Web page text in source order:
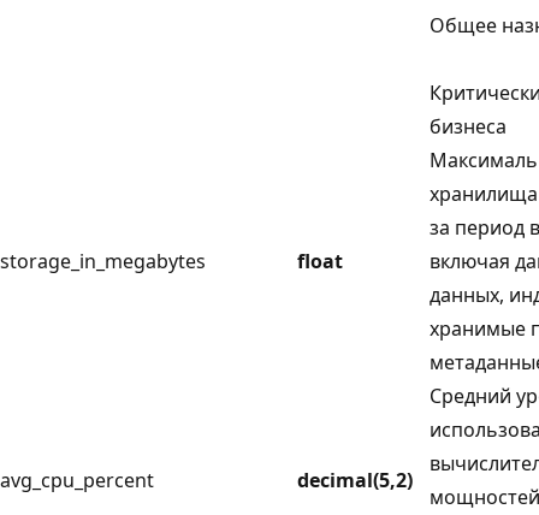
Общее
бизнеса
storage_in_megabytes float
хранилища
за период
включая
данных,
хранимые
avg_cpu_percent decimal(5,2)
Средний